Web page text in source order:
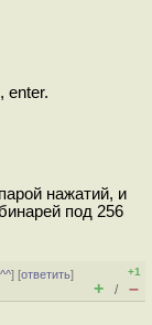
enter.
нажатий, и
под 256
] [ответить]
+1
+ / –